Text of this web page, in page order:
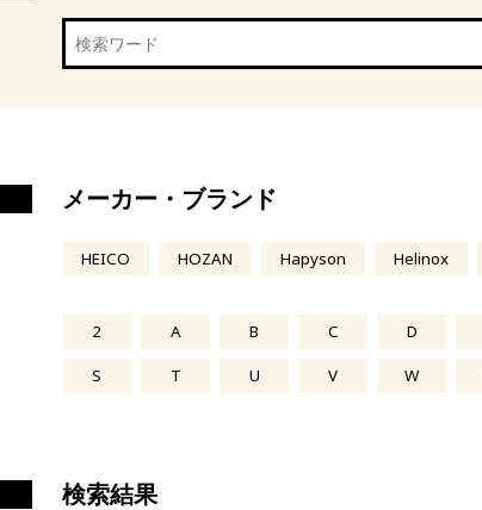
メーカー・ブランド
HEICO HOZAN Hapyson Helinox
2 A B C D
S T U V W
検索結果